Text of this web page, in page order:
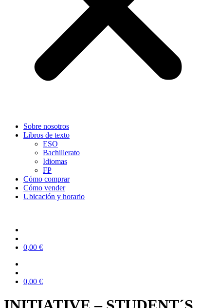
Sobre nosotros
Libros de texto
ESO
Bachillerato
Idiomas
FP
Cómo comprar
Cómo vender
Ubicación y horario
0,00 €
0,00 €